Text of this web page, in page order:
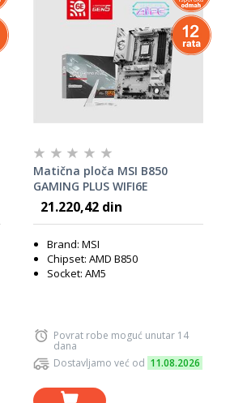
Matična ploča MSI B850
GAMING PLUS WIFI6E
21.220,42 din
Brand: MSI
Chipset: AMD B850
Socket: AM5
Povrat robe moguć unutar 14
dana
Dostavljamo već od 11.08.2026